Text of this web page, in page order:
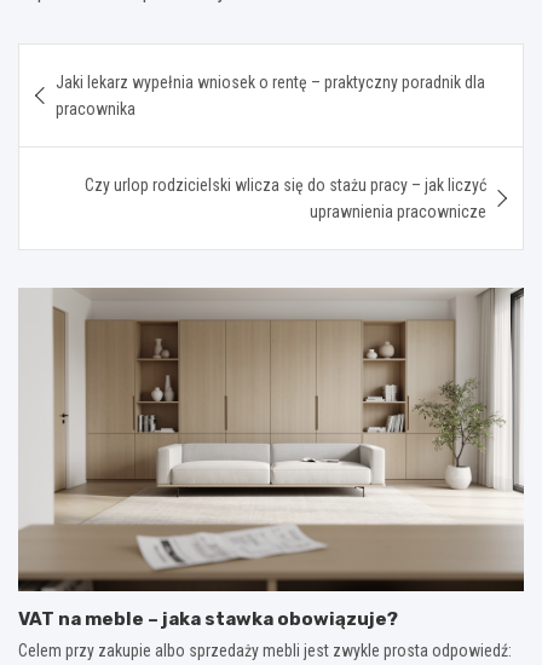
wpisu
Jaki lekarz wypełnia wniosek o rentę – praktyczny poradnik dla
pracownika
Czy urlop rodzicielski wlicza się do stażu pracy – jak liczyć
uprawnienia pracownicze
VAT na meble – jaka stawka obowiązuje?
Celem przy zakupie albo sprzedaży mebli jest zwykle prosta odpowiedź: